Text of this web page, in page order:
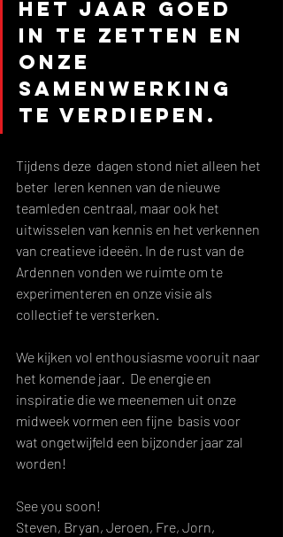
het jaar goed
in te zetten en
onze
samenwerking
te verdiepen.
Tijdens deze  dagen stond niet alleen het
beter  leren kennen van de nieuwe
teamleden centraal, maar ook het
uitwisselen van kennis en het verkennen
van creatieve ideeën. In de rust van de
Ardennen vonden we ruimte om te
experimenteren en onze visie als
collectief te versterken.
We kijken vol enthousiasme vooruit naar
het komende jaar.  De energie en
inspiratie die we meenemen uit onze
midweek vormen een fijne  basis voor
wat ongetwijfeld een bijzonder jaar zal
worden!
See you soon!
Steven, Bryan, Jeroen, Fre, Jorn,